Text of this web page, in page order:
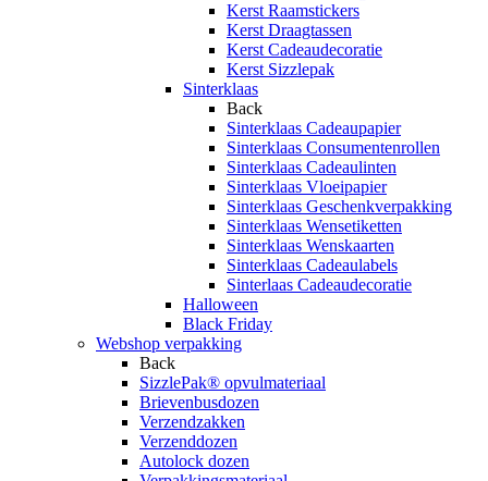
Kerst Raamstickers
Kerst Draagtassen
Kerst Cadeaudecoratie
Kerst Sizzlepak
Sinterklaas
Back
Sinterklaas Cadeaupapier
Sinterklaas Consumentenrollen
Sinterklaas Cadeaulinten
Sinterklaas Vloeipapier
Sinterklaas Geschenkverpakking
Sinterklaas Wensetiketten
Sinterklaas Wenskaarten
Sinterklaas Cadeaulabels
Sinterlaas Cadeaudecoratie
Halloween
Black Friday
Webshop verpakking
Back
SizzlePak® opvulmateriaal
Brievenbusdozen
Verzendzakken
Verzenddozen
Autolock dozen